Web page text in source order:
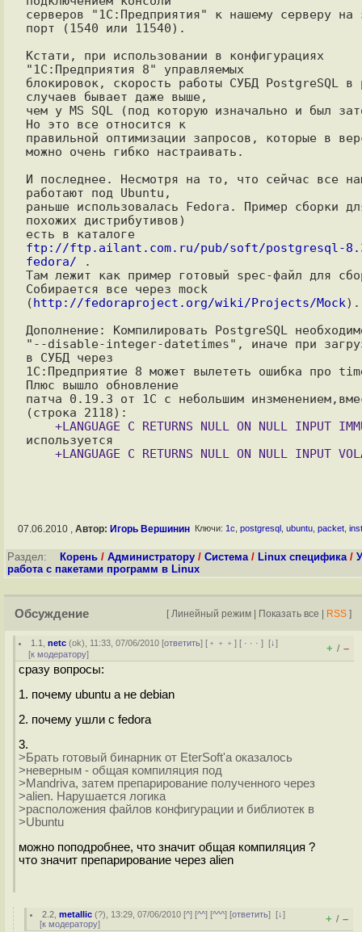
серверов "1С:Предприятия" к нашему серверу на
порт (1540 или 11540).
Кстати, при использовании в конфигурациях
"1С:Предприятия 8" управляемых
блокировок, скорость работы СУБД PostgreSQL в
случаев бывает даже выше,
чем у MS SQL (под которую изначально и был
Но это все относится к
правильной оптимизации запросов, которые в
можно очень гибко настраивать.
И последнее. Несмотря на то, что сейчас все
работают под Ubuntu,
раньше использовалась Fedora. Пример сборки
похожих дистрибутивов)
есть в каталоге
ftp://ftp.ailant.com.ru/pub/soft/postgresql-
fedora/ .
Там лежит как пример готовый spec-файл для
Собирается все через mock
(http://fedoraproject.org/wiki/Projects/Mock).
Дополнение: Компилировать PostgreSQL
"--disable-integer-datetimes", иначе при
в СУБД через
1С:Предприятие 8 может вылететь ошибка про
Плюс вышло обновление
патча 0.19.3 от 1С с небольшим
07.06.2010 , Автор: Игорь Вершинин Ключи: 1c postgresql ubuntu packet
Раздел: Корень / Администратору / Система/ Linux специфика/
работа с пакетами программ в Linux
Обсуждение [ Линейный режим | Показать все | RSS ]
1.1 ,netc (ok), 11:33, 07/06/2010 [ответить] [ ﹢﹢﹢] [ · · ·][↓]
[к модератору] + / –
сразу вопросы:
1. почему ubuntu а не debian
2. почему ушли с fedora
3.
>Брать готовый бинарник от EterSoft'а оказалось
>неверным - общая компиляция под
>Mandriva, затем препарирование полученного через
>alien. Нарушается логика
>расположения файлов конфигурации и библиотек в
>Ubuntu
можно поподробнее, что значит общая компиляция ?
что значит препарирование через alien
2.2 ,metallic (?), 13:29, 07/06/2010 [^] [^^] [^^^] [ответить][↓]
[к модератору] + / –